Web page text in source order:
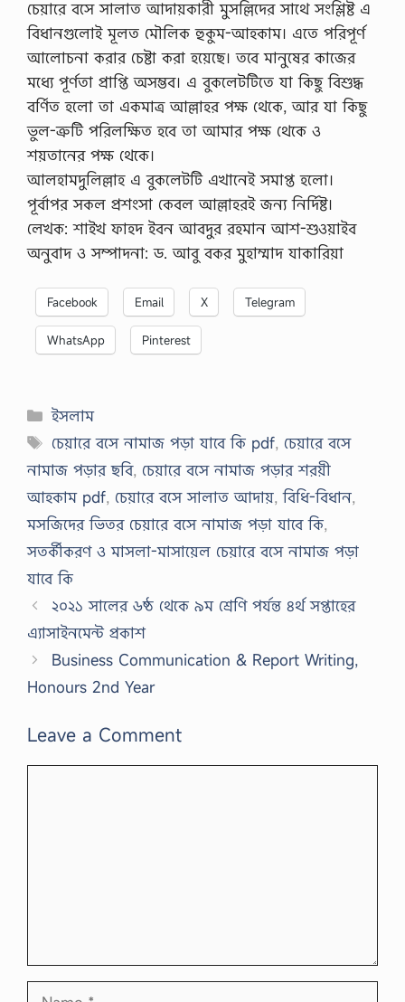
চেয়ারে বসে সালাত আদায়কারী মুসল্লিদের সাথে সংশ্লিষ্ট এ
বিধানগুলোই মূলত মৌলিক হুকুম-আহকাম। এতে পরিপূর্ণ
আলোচনা করার চেষ্টা করা হয়েছে। তবে মানুষের কাজের
মধ্যে পূর্ণতা প্রাপ্তি অসম্ভব। এ বুকলেটটিতে যা কিছু বিশুদ্ধ
বর্ণিত হলো তা একমাত্র আল্লাহর পক্ষ থেকে, আর যা কিছু
ভুল-ত্রুটি পরিলক্ষিত হবে তা আমার পক্ষ থেকে ও
শয়তানের পক্ষ থেকে।
আলহামদুলিল্লাহ এ বুকলেটটি এখানেই সমাপ্ত হলো।
পূর্বাপর সকল প্রশংসা কেবল আল্লাহরই জন্য নির্দিষ্ট।
লেখক: শাইখ ফাহদ ইবন আবদুর রহমান আশ-শুওয়াইব
অনুবাদ ও সম্পাদনা: ড. আবু বকর মুহাম্মাদ যাকারিয়া
Facebook Email X Telegram
WhatsApp Pinterest
Categories
ইসলাম
Tags
চেয়ারে বসে নামাজ পড়া যাবে কি pdf, চেয়ারে বসে
নামাজ পড়ার ছবি, চেয়ারে বসে নামাজ পড়ার শরয়ী
আহকাম pdf, চেয়ারে বসে সালাত আদায়,বিধি-বিধান,
মসজিদের ভিতর চেয়ারে বসে নামাজ পড়া যাবে কি,
সতর্কীকরণ ও মাসলা-মাসায়েল চেয়ারে বসে নামাজ পড়া
যাবে কি
২০২১ সালের ৬ষ্ঠ থেকে ৯ম শ্রেণি পর্যন্ত ৪র্থ সপ্তাহের
এ্যাসাইনমেন্ট প্রকাশ
Business Communication & Report Writing,
Honours 2nd Year
Leave a Comment
Name